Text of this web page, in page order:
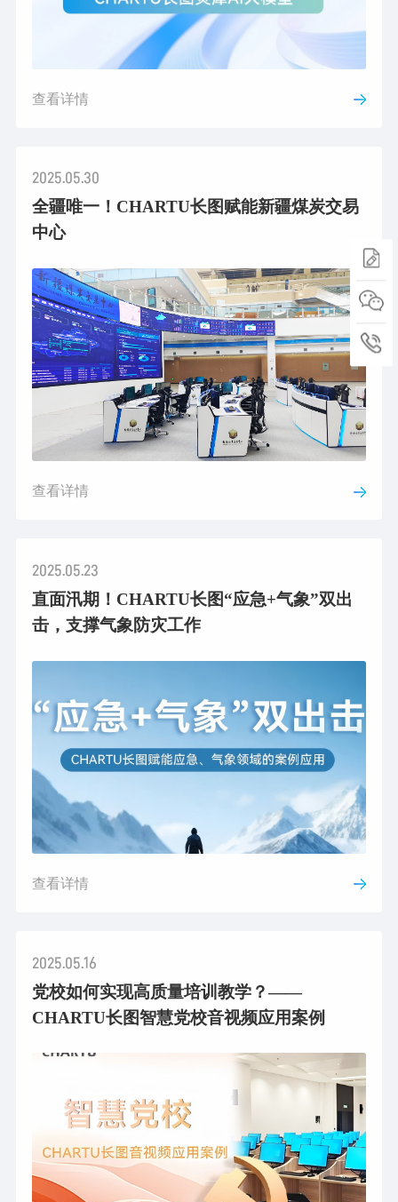
查看详情
2025.05.30
全疆唯一！CHARTU长图赋能新疆煤炭交易
中心
查看详情
2025.05.23
直面汛期！CHARTU长图“应急+气象”双出
击，支撑气象防灾工作
查看详情
2025.05.16
党校如何实现高质量培训教学？——
CHARTU长图智慧党校音视频应用案例